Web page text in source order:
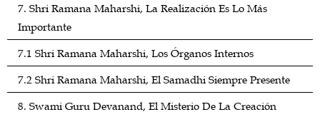
7. Shri Ramana Maharshi, La Realización Es Lo Más
Importante
7.1 Shri Ramana Maharshi, Los Órganos Internos
7.2 Shri Ramana Maharshi, El Samadhi Siempre Presente
8. Swami Guru Devanand, El Misterio De La Creación